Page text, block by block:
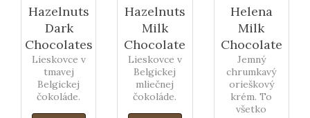
Hazelnuts
Dark
Chocolates
Lieskovce v
tmavej
Belgickej
čokoláde.
Hazelnuts
Milk
Chocolate
Lieskovce v
Belgickej
mliečnej
čokoláde.
Helena
Milk
Chocolate
Jemný
chrumkavý
orieškový
krém. To
všetko